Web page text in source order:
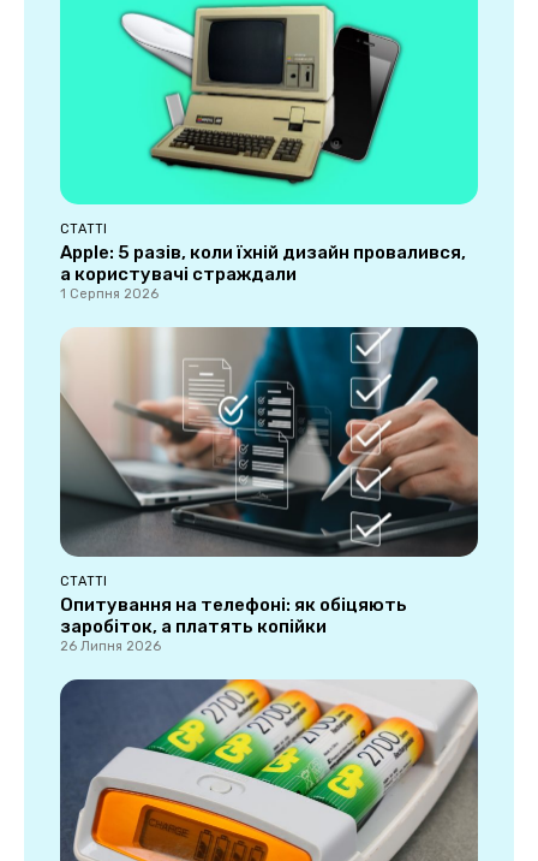
СТАТТІ
Apple: 5 разів, коли їхній дизайн провалився,
а користувачі страждали
1 Серпня 2026
СТАТТІ
Опитування на телефоні: як обіцяють
заробіток, а платять копійки
26 Липня 2026